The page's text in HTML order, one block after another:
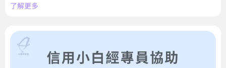
了解更多